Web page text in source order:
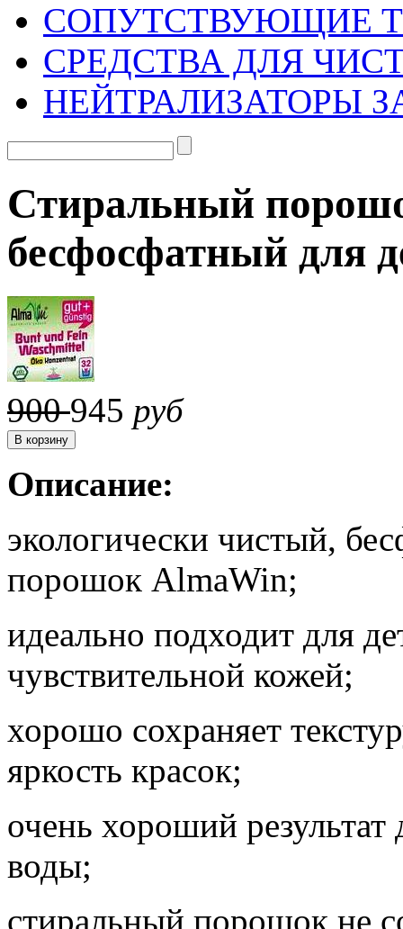
СОПУТСТВУЮЩИЕ
СРЕДСТВА ДЛЯ
НЕЙТРАЛИЗАТОРЫ
Стиральный
бесфосфатный для
900945 руб
Описание:
экологически чистый,
порошок AlmaWin;
идеально подходит для
чувствительной кожей;
хорошо сохраняет
яркость красок;
очень хороший
воды;
стиральный порошок не